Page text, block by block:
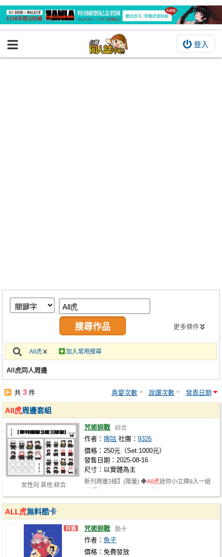
登入
BOOKY書集倉庫
繪圖藝廊
交流中心
攤位轉讓區
會員功能選單
註冊會員
更多條件
All虎 加入常用搜尋
All虎同人周邊
共3 件 喜愛次數 說讚次數 發表日期
女性向 其他 綜合
All虎周邊套組
咒術迴戰 綜合
作者： 喀咕 社團：9326
價格：250元（Set:1000元）
發售日期：2025-08-16
尺寸：以實體為主
新刊周邊3樣】(限量) ◆All虎迷你小立牌8入一組
ALL虎無料酷卡
咒術迴戰 酷卡
作者：魚子
價格：免費發放